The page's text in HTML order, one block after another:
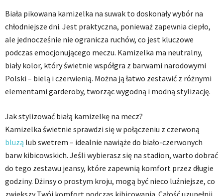
Biała pikowana kamizelka na suwak to doskonały wybór na
chłodniejsze dni. Jest praktyczna, ponieważ zapewnia ciepło,
ale jednocześnie nie ogranicza ruchów, co jest kluczowe
podczas emocjonującego meczu. Kamizelka ma neutralny,
biały kolor, który świetnie współgra z barwami narodowymi
Polski – bielą i czerwienią. Można ją łatwo zestawić z różnymi
elementami garderoby, tworząc wygodną i modną stylizację.
Jak stylizować białą kamizelkę na mecz?
Kamizelka świetnie sprawdzi się w połączeniu z czerwoną
bluzą lub swetrem – idealnie nawiąże do biało-czerwonych
barw kibicowskich. Jeśli wybierasz się na stadion, warto dobrać
do tego zestawu jeansy, które zapewnią komfort przez długie
godziny. Dżinsy o prostym kroju, mogą być nieco luźniejsze, co
zwiększy Twój komfort podczas kibicowania. Całość uzupełnij